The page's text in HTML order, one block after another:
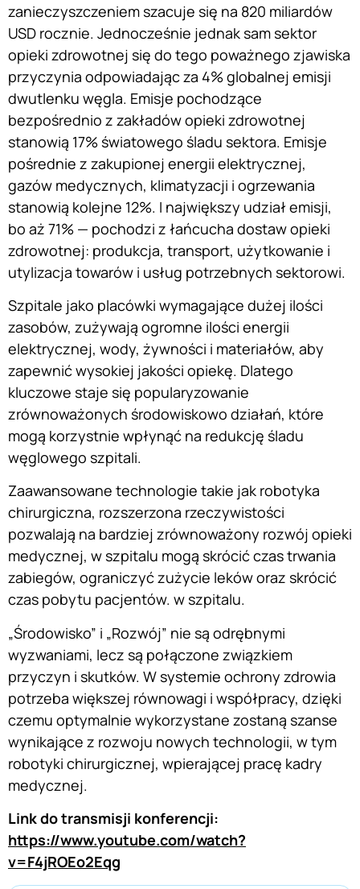
zanieczyszczeniem szacuje się na 820 miliardów
USD rocznie. Jednocześnie jednak sam sektor
opieki zdrowotnej się do tego poważnego zjawiska
przyczynia odpowiadając za 4% globalnej emisji
dwutlenku węgla. Emisje pochodzące
bezpośrednio z zakładów opieki zdrowotnej
stanowią 17% światowego śladu sektora. Emisje
pośrednie z zakupionej energii elektrycznej,
gazów medycznych, klimatyzacji i ogrzewania
stanowią kolejne 12%. I największy udział emisji,
bo aż 71% — pochodzi z łańcucha dostaw opieki
zdrowotnej: produkcja, transport, użytkowanie i
utylizacja towarów i usług potrzebnych sektorowi.
Szpitale jako placówki wymagające dużej ilości
zasobów, zużywają ogromne ilości energii
elektrycznej, wody, żywności i materiałów, aby
zapewnić wysokiej jakości opiekę. Dlatego
kluczowe staje się popularyzowanie
zrównoważonych środowiskowo działań, które
mogą korzystnie wpłynąć na redukcję śladu
węglowego szpitali.
Zaawansowane technologie takie jak robotyka
chirurgiczna, rozszerzona rzeczywistości
pozwalają na bardziej zrównoważony rozwój opieki
medycznej, w szpitalu mogą skrócić czas trwania
zabiegów, ograniczyć zużycie leków oraz skrócić
czas pobytu pacjentów. w szpitalu.
„Środowisko” i „Rozwój” nie są odrębnymi
wyzwaniami, lecz są połączone związkiem
przyczyn i skutków. W systemie ochrony zdrowia
potrzeba większej równowagi i współpracy, dzięki
czemu optymalnie wykorzystane zostaną szanse
wynikające z rozwoju nowych technologii, w tym
robotyki chirurgicznej, wpierającej pracę kadry
medycznej.
Link do transmisji konferencji:
https://www.youtube.com/watch?
v=F4jROEo2Eqg